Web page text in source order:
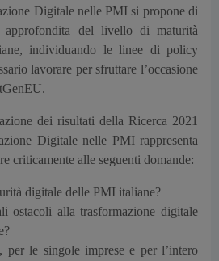
Digitale nelle PMI si propone di
approfondita del livello di maturità
individuando le linee di policy
lavorare per sfruttare l’occasione
dei risultati della Ricerca 2021
Digitale nelle PMI rappresenta
criticamente alle seguenti domande:
digitale delle PMI italiane?
ostacoli alla trasformazione digitale
le singole imprese e per l’intero